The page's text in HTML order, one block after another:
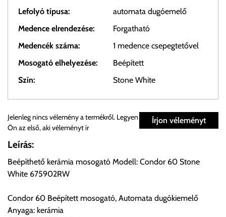
Lefolyó típusa:
automata dugóemelő
Medence elrendezése:
Forgatható
Medencék száma:
1 medence csepegtetővel
Mosogató elhelyezése:
Beépített
Szín:
Stone White
Személyes átvétel:
Önnek lehetősége van rendelését a beérkezést követően
ingyenesen átvenni Budapesti Cégcsoportunk Stúdiójában
előre egyeztetett időpontban.
Írjon véleményt
Jelenleg nincs vélemény a termékről. Legyen
Ön az első, aki véleményt ír
Leírás:
Beépíthető kerámia mosogató Modell: Condor 60 Stone
White 675902RW
Condor 60 Beépített mosogató, Automata dugókiemelő
Anyaga: kerámia